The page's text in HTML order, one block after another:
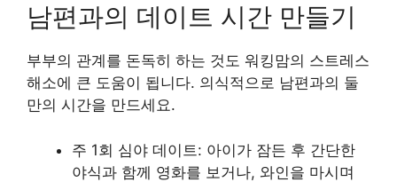
남편과의 데이트 시간 만들기
부부의 관계를 돈독히 하는 것도 워킹맘의 스트레스
해소에 큰 도움이 됩니다. 의식적으로 남편과의 둘
만의 시간을 만드세요.
주 1회 심야 데이트: 아이가 잠든 후 간단한
야식과 함께 영화를 보거나, 와인을 마시며